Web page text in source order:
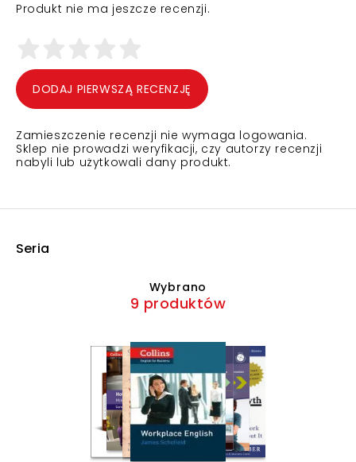
Produkt nie ma jeszcze recenzji.
DODAJ PIERWSZĄ RECENZJĘ
Zamieszczenie recenzji nie wymaga logowania.
Sklep nie prowadzi weryfikacji, czy autorzy recenzji
nabyli lub użytkowali dany produkt.
Seria
Wybrano
9 produktów